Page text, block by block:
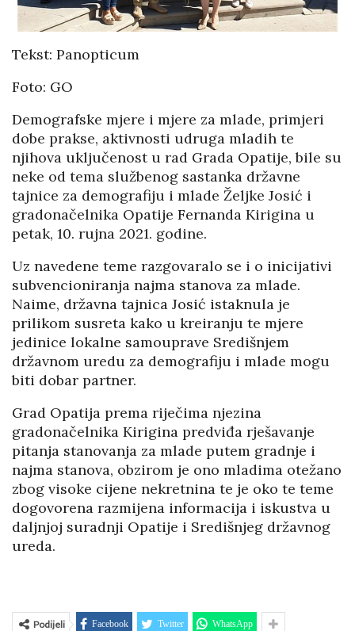
Tekst: Panopticum
Foto: GO
Demografske mjere i mjere za mlade, primjeri
dobe prakse, aktivnosti udruga mladih te
njihova uključenost u rad Grada Opatije, bile su
neke od tema službenog sastanka državne
tajnice za demografiju i mlade Željke Josić i
gradonačelnika Opatije Fernanda Kirigina u
petak, 10. rujna 2021. godine.
Uz navedene teme razgovaralo se i o inicijativi
subvencioniranja najma stanova za mlade.
Naime, državna tajnica Josić istaknula je
prilikom susreta kako u kreiranju te mjere
jedinice lokalne samouprave Središnjem
državnom uredu za demografiju i mlade mogu
biti dobar partner.
Grad Opatija prema riječima njezina
gradonačelnika Kirigina predviđa rješavanje
pitanja stanovanja za mlade putem gradnje i
najma stanova, obzirom je ono mladima otežano
zbog visoke cijene nekretnina te je oko te teme
dogovorena razmijena informacija i iskustva u
daljnjoj suradnji Opatije i Središnjeg državnog
ureda.
Podijeli Facebook Twitter WhatsApp